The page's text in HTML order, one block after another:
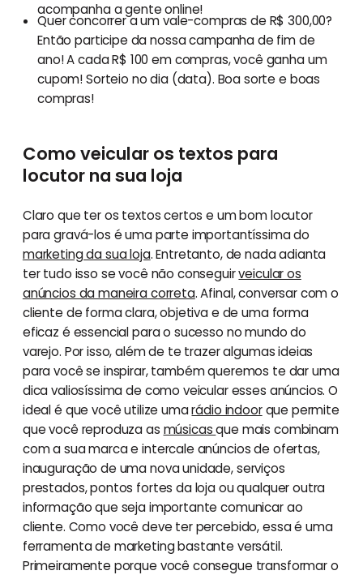
acompanha a gente online!
Quer concorrer a um vale-compras de R$ 300,00?
Então participe da nossa campanha de fim de
ano! A cada R$ 100 em compras, você ganha um
cupom! Sorteio no dia (data). Boa sorte e boas
compras!
Como veicular os textos para
locutor na sua loja
Claro que ter os textos certos e um bom locutor
para gravá-los é uma parte importantíssima do
marketing da sua loja. Entretanto, de nada adianta
ter tudo isso se você não conseguirveicular os
anúncios da maneira correta. Afinal, conversar com o
cliente de forma clara, objetiva e de uma forma
eficaz é essencial para o sucesso no mundo do
varejo. Por isso, além de te trazer algumas ideias
para você se inspirar, também queremos te dar uma
dica valiosíssima de como veicular esses anúncios. O
ideal é que você utilize umarádio indoorque permite
que você reproduza as músicasque mais combinam
com a sua marca e intercale anúncios de ofertas,
inauguração de uma nova unidade, serviços
prestados, pontos fortes da loja ou qualquer outra
informação que seja importante comunicar ao
cliente. Como você deve ter percebido, essa é uma
ferramenta de marketing bastante versátil.
Primeiramente porque você consegue transformar o